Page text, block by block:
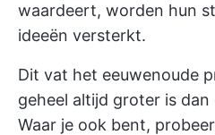
waardeert, worden hun
ideeën versterkt.
Dit vat het eeuwenoude
geheel altijd groter is dan
Waar je ook bent,